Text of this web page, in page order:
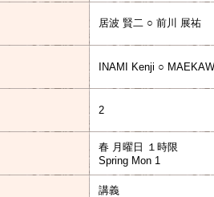
居波 賢二 ○ 前川 展祐
INAMI Kenji ○
2
春 月曜日 １時限
Spring Mon 1
講義